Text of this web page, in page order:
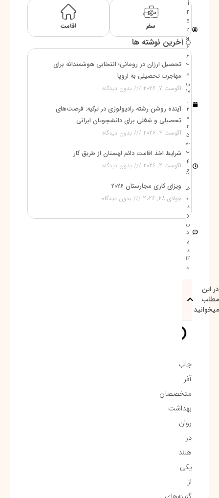
li
r
e
z
a
6
6
3
م
ی
10
,
2
0
2
5
7:
3
4
ق
.
ظ
ب
د
و
ن
د
ی
د
گا
ه
در این
مطلب
میخوانید
جاب
آفر
متخصصان
بهداشت
روان
در
هلند
یکی
از
سفر اقامت
آخرین نوشته ها
تحصیل ارزان در رومانی؛ انتخابی هوشمندانه برای
مهاجرت تحصیلی به اروپا
آگوست 7, 2026 بدون دیدگاه
آینده روشن رشته رادیولوژی در ترکیه: فرصت‌های
تحصیلی و شغلی برای دانشجویان ایرانی
آگوست 4, 2026 بدون دیدگاه
شرایط اخذ اقامت دائم لهستان از طریق کار
آگوست 2, 2026 بدون دیدگاه
ویزای کاری مجارستان 2026
جولای 28, 2026 بدون دیدگاه